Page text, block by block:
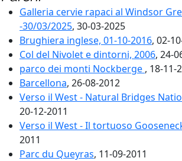
Galleria cervie rapaci al Windsor
-30/03/2025, 30-03-2025
Brughiera inglese, 01-10-2016, 02-
Col del Nivolet e dintorni, 2006, 24-
parco dei monti Nockberge , 18-11-
Barcellona, 26-08-2012
Verso il West - Natural Bridges
20-12-2011
Verso il West - Il tortuoso
2011
Parc du Queyras, 11-09-2011